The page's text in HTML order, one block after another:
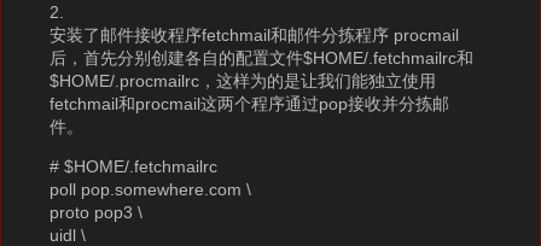
2.
安装了邮件接收程序fetchmail和邮件分拣程序 procmail
后，首先分别创建各自的配置文件$HOME/.fetchmailrc和
$HOME/.procmailrc，这样为的是让我们能独立使用
fetchmail和procmail这两个程序通过pop接收并分拣邮
件。
# $HOME/.fetchmailrc
poll pop.somewhere.com \
proto pop3 \
uidl \